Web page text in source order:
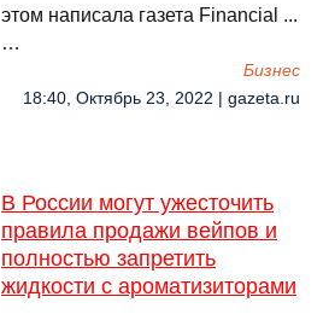
этом написала газета Financial ...
…
Бизнес
18:40, Октябрь 23, 2022 | gazeta.ru
В России могут ужесточить
правила продажи вейпов и
полностью запретить
жидкости с ароматизиторами